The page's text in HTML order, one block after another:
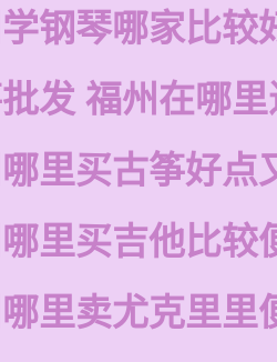
钢琴哪家比较
发 福州在哪
里买古筝好点
里买吉他比较
里卖尤克里里